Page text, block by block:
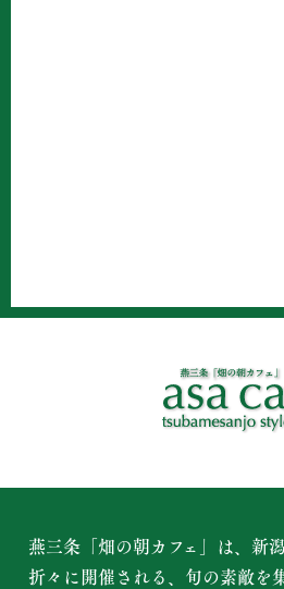
燕三条「畑の朝カフェ」は、新
折々に開催される、 旬の素敵を